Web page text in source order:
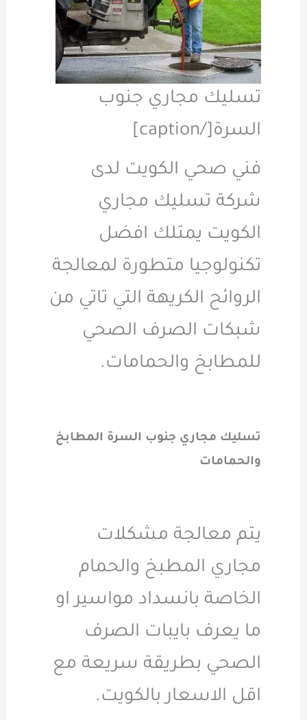
تسليك مجاري جنوب
السرة[/caption]
فني صحي الكويت لدى
شركة تسليك مجاري
الكويت يمتلك افضل
تكنولوجيا متطورة لمعالجة
الروائح الكريهة التي تاتي من
شبكات الصرف الصحي
للمطابخ والحمامات.
تسليك مجاري جنوب السرة المطابخ
والحمامات
يتم معالجة مشكلات
مجاري المطبخ والحمام
الخاصة بانسداد مواسير او
ما يعرف بايبات الصرف
الصحي بطريقة سريعة مع
اقل الاسعار بالكويت.